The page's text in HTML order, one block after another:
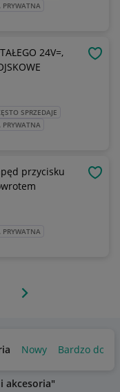
PRYWATNA
24V=,
SPRZEDAJE
PRYWATNA
PRYWATNA
Następna strona
Nowy Bardzo dobry
akcesoria"